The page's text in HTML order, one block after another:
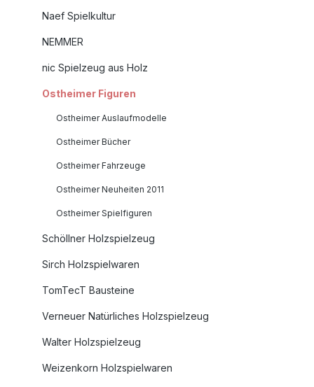
Naef Spielkultur
NEMMER
nic Spielzeug aus Holz
Ostheimer Figuren
Ostheimer Auslaufmodelle
Ostheimer Bücher
Ostheimer Fahrzeuge
Ostheimer Neuheiten 2011
Ostheimer Spielfiguren
Schöllner Holzspielzeug
Sirch Holzspielwaren
TomTecT Bausteine
Verneuer Natürliches Holzspielzeug
Walter Holzspielzeug
Weizenkorn Holzspielwaren